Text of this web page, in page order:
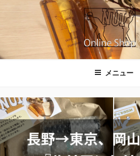
ツ
ッ
プ
NUIのオンラインシ
メニュー